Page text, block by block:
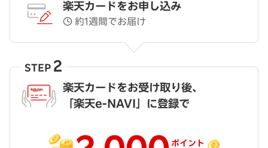
楽天カードをお申し込み
約1週間でお届け
STEP 2
楽天カードをお受け取り後、
「楽天e-NAVI」に登録で
ポイント